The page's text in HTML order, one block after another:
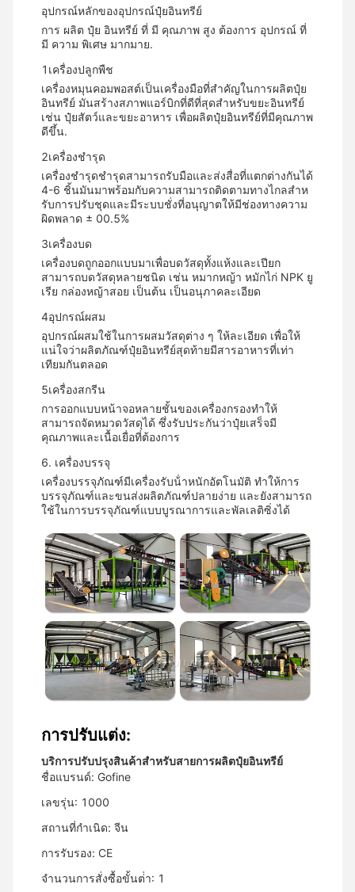
อุปกรณ์หลักของอุปกรณ์ปุ๋ยอินทรีย์
การ ผลิต ปุ๋ย อินทรีย์ ที่ มี คุณภาพ สูง ต้องการ อุปกรณ์ ที่
มี ความ พิเศษ มากมาย.
1เครื่องปลูกพืช
เครื่องหมุนคอมพอสต์เป็นเครื่องมือที่สําคัญในการผลิตปุ๋ย
อินทรีย์ มันสร้างสภาพแอร์บิกที่ดีที่สุดสําหรับขยะอินทรีย์
เช่น ปุ๋ยสัตว์และขยะอาหาร เพื่อผลิตปุ๋ยอินทรีย์ที่มีคุณภาพ
ดีขึ้น.
2เครื่องชํารุด
เครื่องชํารุดชํารุดสามารถรับมือและส่งสื่อที่แตกต่างกันได้
4-6 ชิ้นมันมาพร้อมกับความสามารถติดตามทางไกลสําห
รับการปรับชุดและมีระบบชั่งที่อนุญาตให้มีช่องทางความ
ผิดพลาด ± 00.5%
3เครื่องบด
เครื่องบดถูกออกแบบมาเพื่อบดวัสดุทั้งแห้งและเปียก
สามารถบดวัสดุหลายชนิด เช่น หมากหญ้า หมักไก่ NPK ยู
เรีย กล่องหญ้าสอย เป็นต้น เป็นอนุภาคละเอียด
4อุปกรณ์ผสม
อุปกรณ์ผสมใช้ในการผสมวัสดุต่าง ๆ ให้ละเอียด เพื่อให้
แน่ใจว่าผลิตภัณฑ์ปุ๋ยอินทรีย์สุดท้ายมีสารอาหารที่เท่า
เทียมกันตลอด
5เครื่องสกรีน
การออกแบบหน้าจอหลายชั้นของเครื่องกรองทําให้
สามารถจัดหมวดวัสดุได้ ซึ่งรับประกันว่าปุ๋ยเสร็จมี
คุณภาพและเนื้อเยื่อที่ต้องการ
6. เครื่องบรรจุ
เครื่องบรรจุภัณฑ์มีเครื่องรับน้ําหนักอัตโนมัติ ทําให้การ
บรรจุภัณฑ์และขนส่งผลิตภัณฑ์ปลายง่าย และยังสามารถ
ใช้ในการบรรจุภัณฑ์แบบบูรณาการและพัลเลติซิ่งได้
การปรับแต่ง:
บริการปรับปรุงสินค้าสําหรับสายการผลิตปุ๋ยอินทรีย์
ชื่อแบรนด์: Gofine
เลขรุ่น: 1000
สถานที่กําเนิด: จีน
การรับรอง: CE
จํานวนการสั่งซื้อขั้นต่ํา: 1